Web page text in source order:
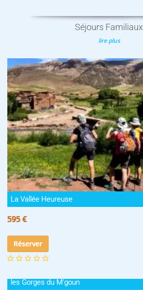
Séjours Familiaux
lire plus
La Vallée Heureuse
595 €
Réserver
les Gorges du M’goun